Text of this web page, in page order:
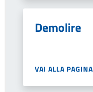
Demolire
VAI ALLA PAGINA